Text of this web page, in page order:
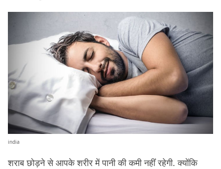
india
शराब छोड़ने से आपके शरीर में पानी की कमी नहींं रहेगी. क्योंकि